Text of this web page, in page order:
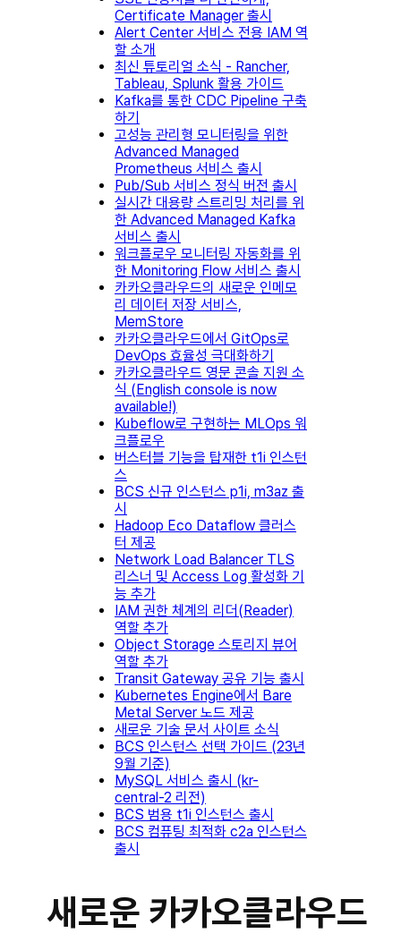
Certificate Manager 출시
Alert Center 서비스 전용 IAM 역
할 소개
최신 튜토리얼 소식 - Rancher,
Tableau, Splunk 활용 가이드
Kafka를 통한 CDC Pipeline 구축
하기
고성능 관리형 모니터링을 위한
Advanced Managed
Prometheus 서비스 출시
Pub/Sub 서비스 정식 버전 출시
실시간 대용량 스트리밍 처리를 위
한 Advanced Managed Kafka
서비스 출시
워크플로우 모니터링 자동화를 위
한 Monitoring Flow 서비스 출시
카카오클라우드의 새로운 인메모
리 데이터 저장 서비스,
MemStore
카카오클라우드에서 GitOps로
DevOps 효율성 극대화하기
카카오클라우드 영문 콘솔 지원 소
식 (English console is now
available!)
Kubeflow로 구현하는 MLOps 워
크플로우
버스터블 기능을 탑재한 t1i 인스턴
스
BCS 신규 인스턴스 p1i, m3az 출
시
Hadoop Eco Dataflow 클러스
터 제공
Network Load Balancer TLS
리스너 및 Access Log 활성화 기
능 추가
IAM 권한 체계의 리더(Reader)
역할 추가
Object Storage 스토리지 뷰어
역할 추가
Transit Gateway 공유 기능 출시
Kubernetes Engine에서 Bare
Metal Server 노드 제공
새로운 기술 문서 사이트 소식
BCS 인스턴스 선택 가이드 (23년
9월 기준)
MySQL 서비스 출시 (kr-
central-2 리전)
BCS 범용 t1i 인스턴스 출시
BCS 컴퓨팅 최적화 c2a 인스턴스
출시
새로운 카카오클라우드